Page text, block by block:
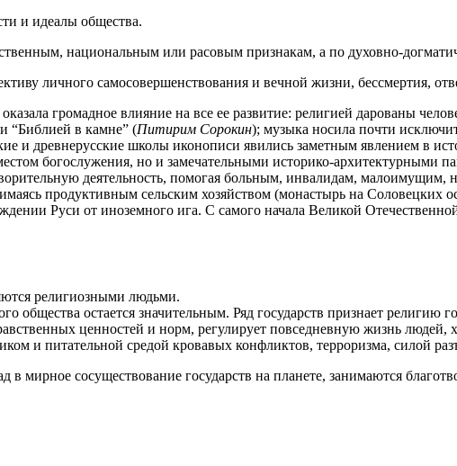
и идеалы общества.
национальным или расовым признакам, а по духовно-
личного самосовершенствования и вечной жизни, бессмертия,
громадное влияние на все ее развитие: религией дарованы
“Библией в камне” (Питирим Сорокин); музыка носила почти
и древнерусские школы иконописи явились заметным явлением в
богослужения, но и замечательными историко-архитектурными
деятельность, помогая больным, инвалидам,
продуктивным сельским хозяйством (монастырь на
Руси от иноземного ига. С самого начала Великой
религиозными людьми.
остается значительным. Ряд государств признает религию
ценностей и норм, регулирует повседневную жизнь
и питательной средой кровавых конфликтов, терроризма, силой
мирное сосуществование государств на планете, занимаются